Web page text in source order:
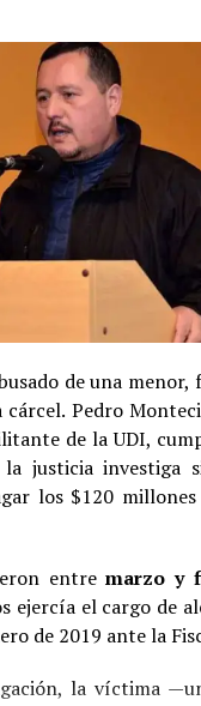
de una menor,
Pedro
de la UDI,
justicia investiga
los $120
entremarzo y
ejercía el cargo de
de 2019 ante la
la víctima